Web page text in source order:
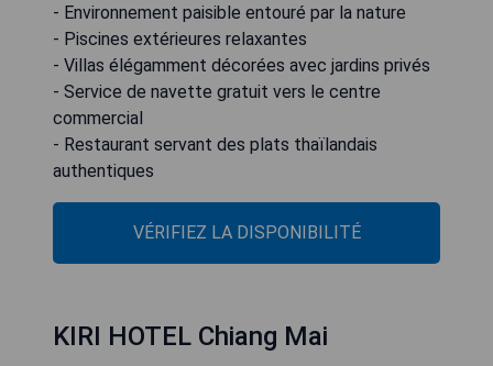
- Environnement paisible entouré par la nature
- Piscines extérieures relaxantes
- Villas élégamment décorées avec jardins privés
- Service de navette gratuit vers le centre
commercial
- Restaurant servant des plats thaïlandais
authentiques
VÉRIFIEZ LA DISPONIBILITÉ
KIRI HOTEL Chiang Mai